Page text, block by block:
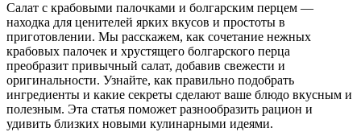
Салат с крабовыми палочками и болгарским перцем —
находка для ценителей ярких вкусов и простоты в
приготовлении. Мы расскажем, как сочетание нежных
крабовых палочек и хрустящего болгарского перца
преобразит привычный салат, добавив свежести и
оригинальности. Узнайте, как правильно подобрать
ингредиенты и какие секреты сделают ваше блюдо вкусным и
полезным. Эта статья поможет разнообразить рацион и
удивить близких новыми кулинарными идеями.